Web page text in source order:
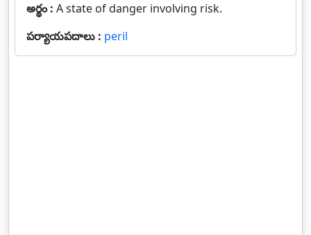
అర్థం : A state of danger involving risk.
పర్యాయపదాలు : peril